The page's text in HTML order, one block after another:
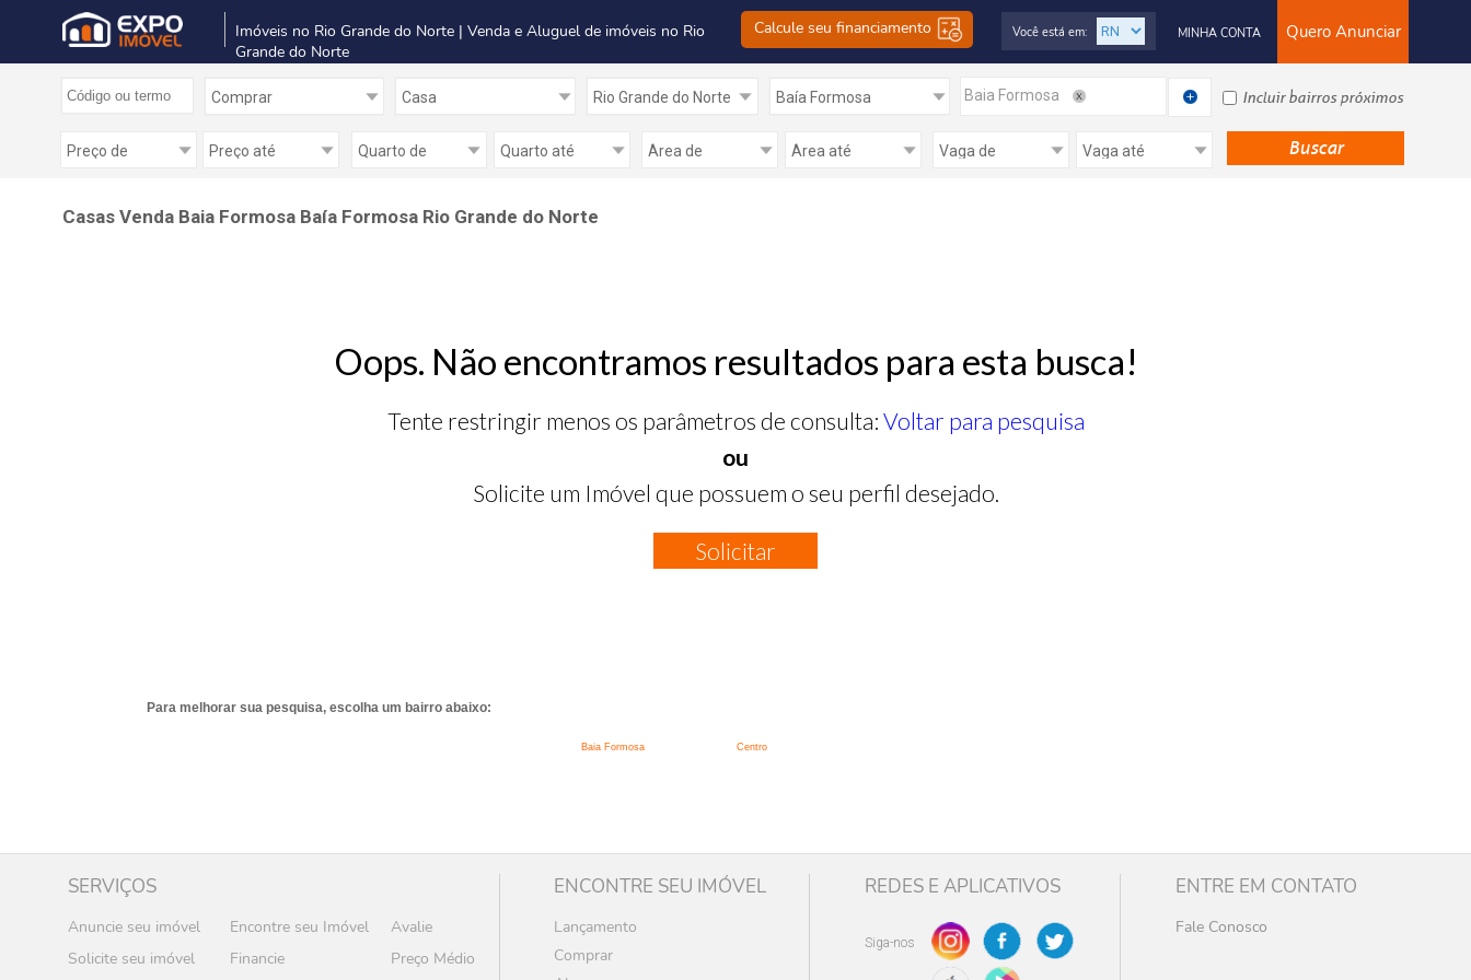
Imóveis no Rio Grande do Norte | Venda e Aluguel de imóveis no Rio
Grande do Norte
Calcule seu financiamento Quero Anunciar
MINHA CONTA
Você está em:
Baia Formosa Incluir bairros próximos
Casas Venda Baia Formosa Baía Formosa Rio Grande do Norte
Oops. Não encontramos resultados para esta busca!
Tente restringir menos os parâmetros de consulta: Voltar para pesquisa
ou
Solicite um Imóvel que possuem o seu perfil desejado.
Solicitar
Para melhorar sua pesquisa, escolha um bairro abaixo:
Baia Formosa Centro
SERVIÇOS
Anuncie seu imóvel Encontre seu Imóvel
Avalie
Solicite seu imóvel
Financie
Preço Médio
ENCONTRE SEU IMÓVEL
Lançamento
Comprar
REDES E APLICATIVOS
Siga-nos
ENTRE EM CONTATO
Fale Conosco